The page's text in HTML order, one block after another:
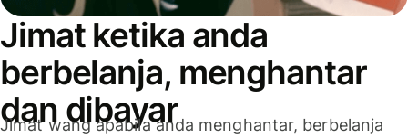
Jimat ketika anda
berbelanja, menghantar
dan dibayar
Jimat wang apabila anda menghantar, berbelanja